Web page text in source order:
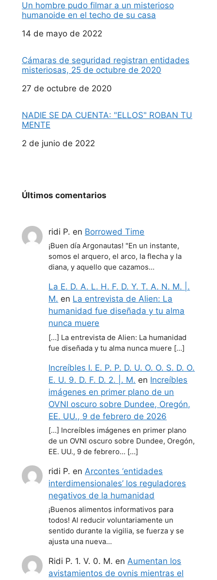
Un hombre pudo filmar a un misterioso
humanoide en el techo de su casa
Fecha
14 de mayo de 2022
Cámaras de seguridad registran entidades
misteriosas, 25 de octubre de 2020
Fecha
27 de octubre de 2020
NADIE SE DA CUENTA: "ELLOS" ROBAN TU
MENTE
Fecha
2 de junio de 2022
Últimos comentarios
ridi P. en Borrowed Time
¡Buen día Argonautas! "En un instante,
somos el arquero, el arco, la flecha y la
diana, y aquello que cazamos…
La E. D. A. L. H. F. D. Y. T. A. N. M. |.
M. en La entrevista de Alien: La
humanidad fue diseñada y tu alma
nunca muere
[…] La entrevista de Alien: La humanidad
fue diseñada y tu alma nunca muere […]
Increíbles I. E. P. P. D. U. O. O. S. D. O.
E. U. 9. D. F. D. 2. |. M. en Increíbles
imágenes en primer plano de un
OVNI oscuro sobre Dundee, Oregón,
EE. UU., 9 de febrero de 2026
[…] Increíbles imágenes en primer plano
de un OVNI oscuro sobre Dundee, Oregón,
EE. UU., 9 de febrero… […]
ridi P. enArcontes ‘entidades
interdimensionales’ los reguladores
negativos de la humanidad
¡Buenos alimentos informativos para
todos! Al reducir voluntariamente un
sentido durante la vigilia, se fuerza y se
ajusta una nueva…
Ridi P. 1. V. 0. M. enAumentan los
avistamientos de ovnis mientras el